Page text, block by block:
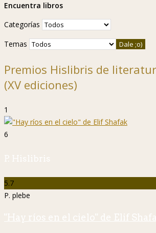
Encuentra libros
Categorías
Temas
Premios Hislibris de
(XV ediciones)
1
6
P. Hislibris
5.7
P. plebe
"Hay ríos en el cielo" de Elif